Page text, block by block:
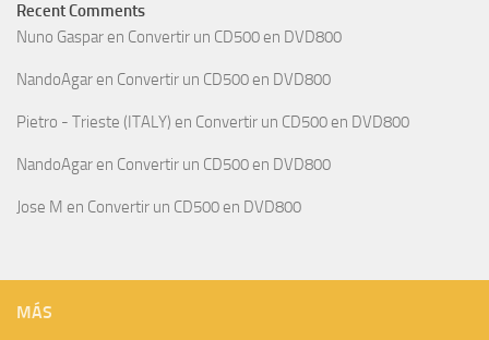
Recent Comments
Nuno Gaspar en Convertir un CD500 en DVD800
NandoAgar en Convertir un CD500 en DVD800
Pietro - Trieste (ITALY) en Convertir un CD500 en DVD800
NandoAgar en Convertir un CD500 en DVD800
Jose M en Convertir un CD500 en DVD800
MÁS